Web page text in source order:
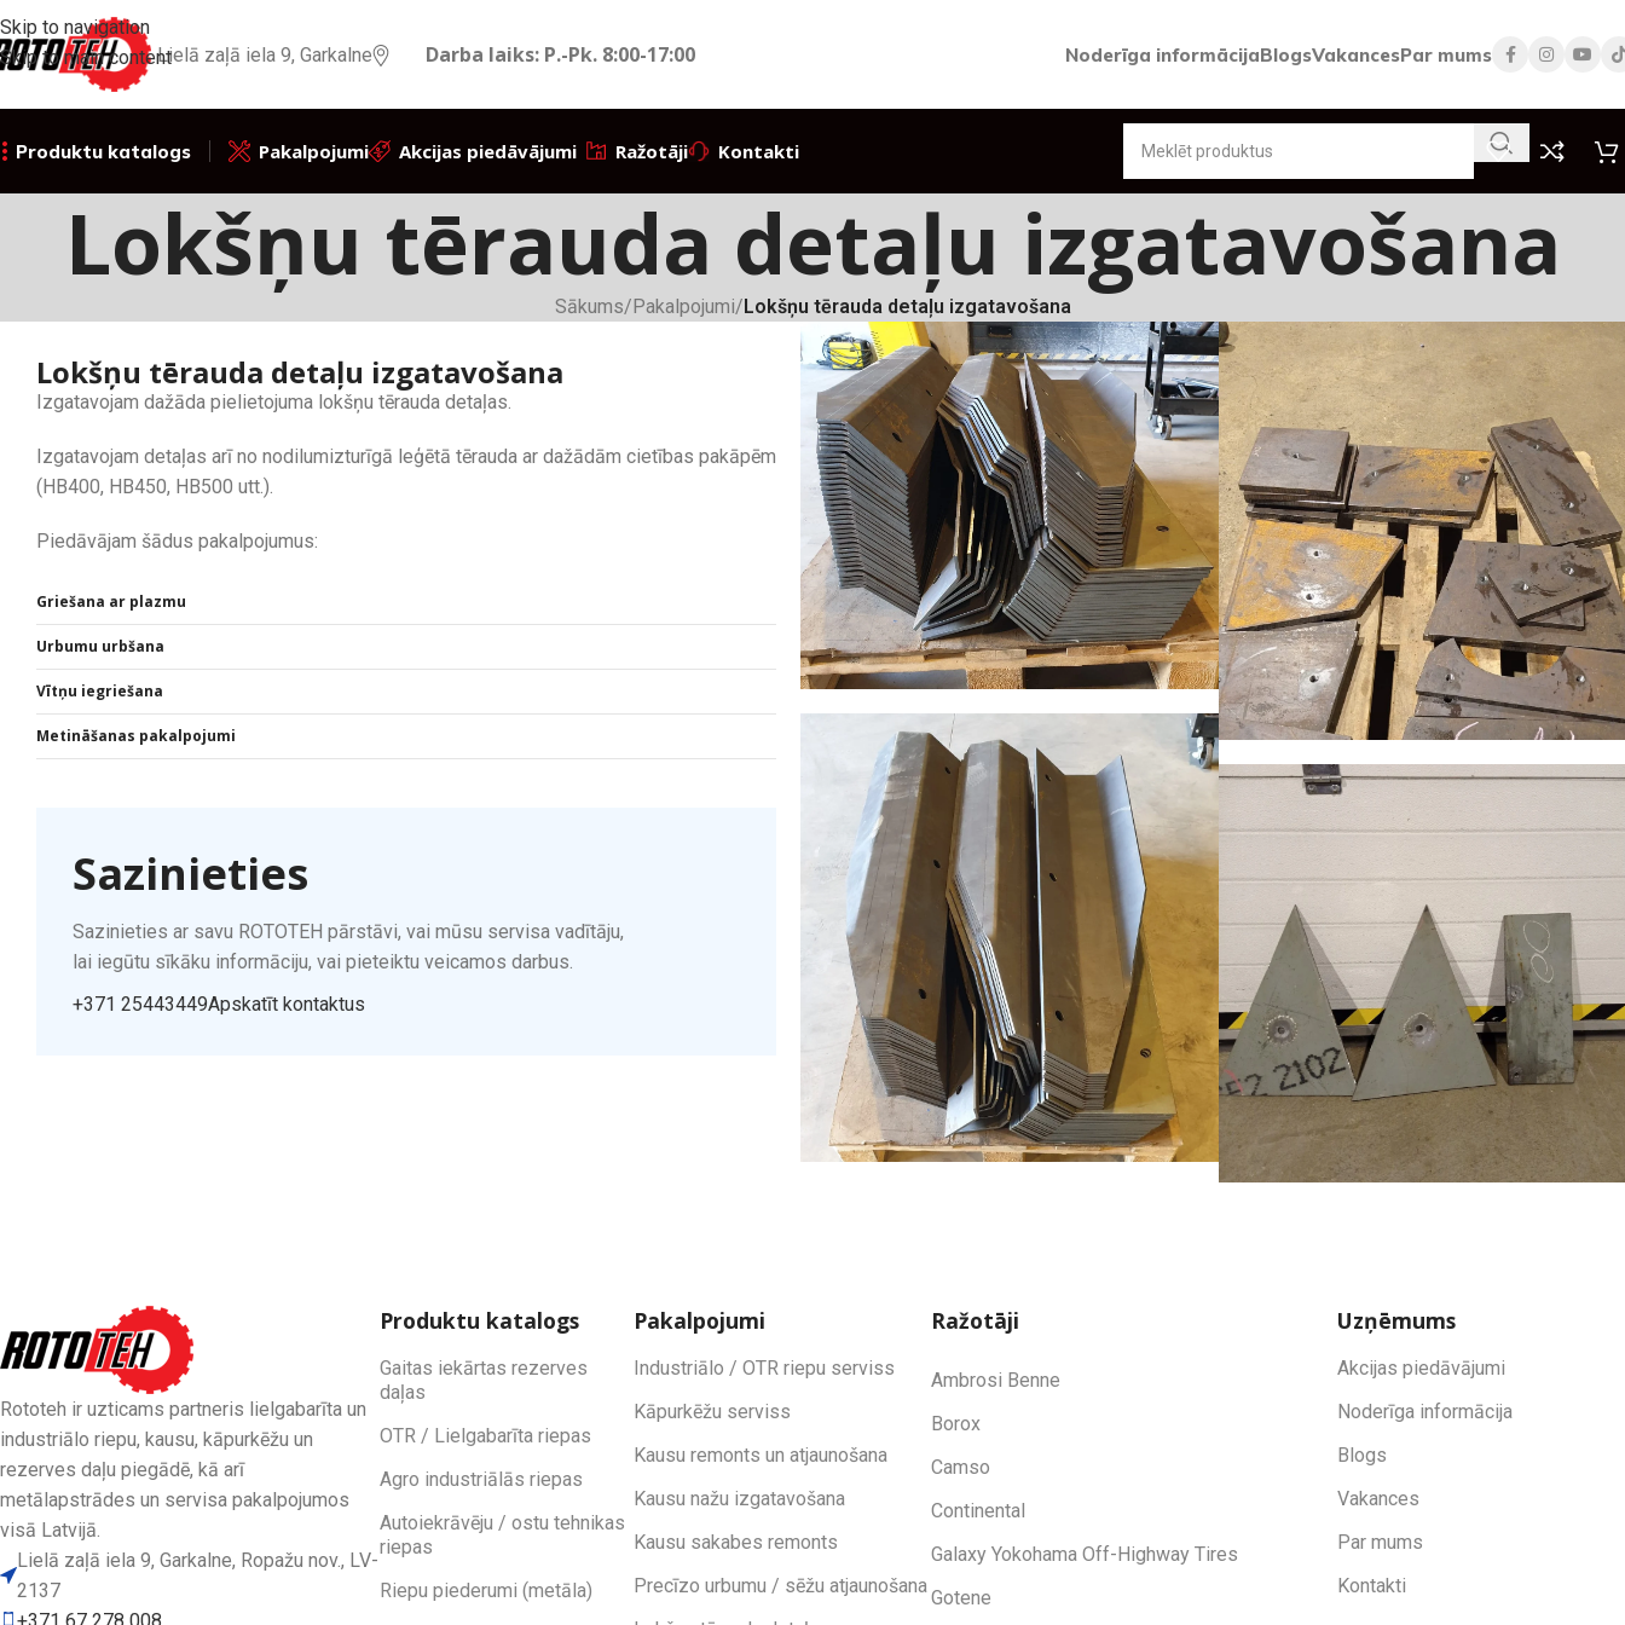
Skip to navigation
Skip to main contentLielā zaļā iela 9, Garkalne Darba laiks: P.-Pk. 8:00-17:00 Noderīga informācijaBlogsVakancesPar mums
Produktu katalogs Pakalpojumi Akcijas piedāvājumi Ražotāji Kontakti
Lokšņu tērauda detaļu izgatavošana
Sākums/Pakalpojumi/Lokšņu tērauda detaļu izgatavošana
Lokšņu tērauda detaļu izgatavošana
Izgatavojam dažāda pielietojuma lokšņu tērauda detaļas.
Izgatavojam detaļas arī no nodilumizturīgā leģētā tērauda ar dažādām cietības pakāpēm
(HB400, HB450, HB500 utt.).
Piedāvājam šādus pakalpojumus:
Griešana ar plazmu
Urbumu urbšana
Vītņu iegriešana
Metināšanas pakalpojumi
Sazinieties
Sazinieties ar savu ROTOTEH pārstāvi, vai mūsu servisa vadītāju,
lai iegūtu sīkāku informāciju, vai pieteiktu veicamos darbus.
+371 25443449Apskatīt kontaktus
Rototeh ir uzticams partneris lielgabarīta un
industriālo riepu, kausu, kāpurkēžu un
rezerves daļu piegādē, kā arī
metālapstrādes un servisa pakalpojumos
visā Latvijā.
Lielā zaļā iela 9, Garkalne, Ropažu nov., LV-
2137
+371 67 278 008
Produktu katalogs
Gaitas iekārtas rezerves
daļas
OTR / Lielgabarīta riepas
Agro industriālās riepas
Autoiekrāvēju / ostu tehnikas
riepas
Riepu piederumi (metāla)
Pakalpojumi
Industriālo / OTR riepu serviss
Kāpurkēžu serviss
Kausu remonts un atjaunošana
Kausu nažu izgatavošana
Kausu sakabes remonts
Precīzo urbumu / sēžu atjaunošana
Ražotāji
Ambrosi Benne
Borox
Camso
Continental
Galaxy Yokohama Off-Highway Tires
Gotene
Uzņēmums
Akcijas piedāvājumi
Noderīga informācija
Blogs
Vakances
Par mums
Kontakti